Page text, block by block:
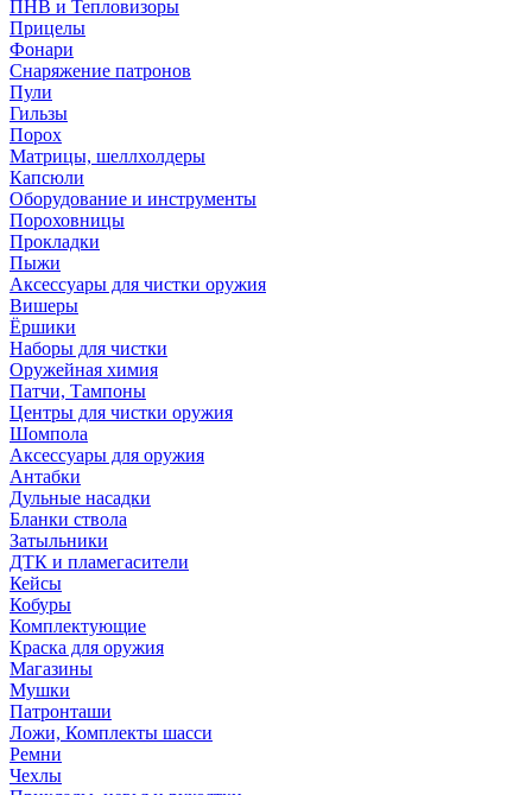
ПНВ и Тепловизоры
Прицелы
Фонари
Снаряжение патронов
Пули
Гильзы
Порох
Матрицы, шеллхолдеры
Капсюли
Оборудование и инструменты
Пороховницы
Прокладки
Пыжи
Аксессуары для чистки оружия
Вишеры
Ёршики
Наборы для чистки
Оружейная химия
Патчи, Тампоны
Центры для чистки оружия
Шомпола
Аксессуары для оружия
Антабки
Дульные насадки
Бланки ствола
Затыльники
ДТК и пламегасители
Кейсы
Кобуры
Комплектующие
Краска для оружия
Магазины
Мушки
Патронташи
Ложи, Комплекты шасси
Ремни
Чехлы